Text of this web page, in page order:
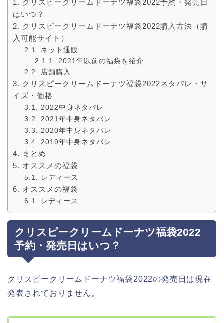
クリスピークリームドーナツ福袋2022予約・発売日
はいつ？
クリスピークリームドーナツ福袋2022購入方法（購
入可能サイト）
ネット通販
2021年以前の福袋を紹介
店舗購入
クリスピークリームドーナツ福袋2022ネタバレ・サ
イズ・価格
2022中身ネタバレ
2021年中身ネタバレ
2020年中身ネタバレ
2019年中身ネタバレ
まとめ
オススメの福袋
レディース
オススメの福袋
レディース
クリスピークリームドーナツ福袋2022
予約・発売日はいつ？
クリスピークリームドーナツ福袋2022の発売日は現在
発表されておりません。